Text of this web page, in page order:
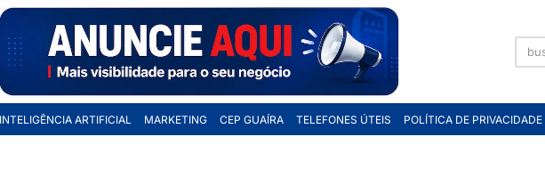
INTELIGÊNCIA ARTIFICIAL MARKETING CEP GUAÍRA TELEFONES ÚTEIS POLÍTICA DE PRIVACIDADE